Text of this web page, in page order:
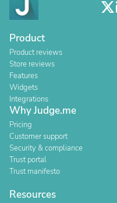
Product
Product reviews
Store reviews
Features
Widgets
Integrations
Why Judge.me
Pricing
Customer support
Security & compliance
Trust portal
Trust manifesto
Resources